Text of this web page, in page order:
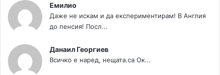
Емилио
Даже не искам и да експериментирам! В Англия
до пенсия! Посл...
Данаил Георгиев
Всичко е наред, нещата.са Ок...